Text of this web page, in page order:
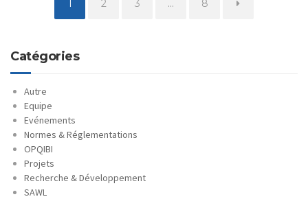
Page
1 Page
2 Page
3 … Page
8
Catégories
Autre
Equipe
Evénements
Normes & Réglementations
OPQIBI
Projets
Recherche & Développement
SAWL